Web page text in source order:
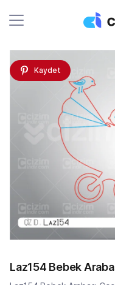
Kaydet
Laz154 Bebek